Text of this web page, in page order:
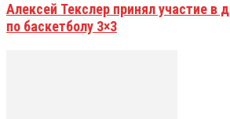
Алексей Текслер принял участие в
по баскетболу 3×3